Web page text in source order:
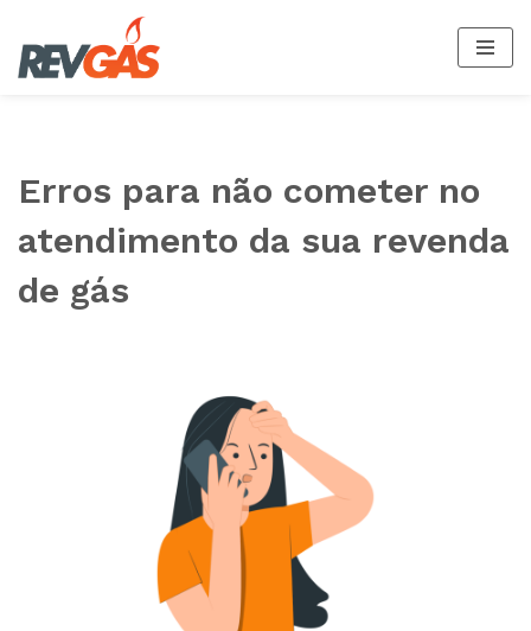
Pular
Erros para não cometer no
atendimento da sua revenda
de gás